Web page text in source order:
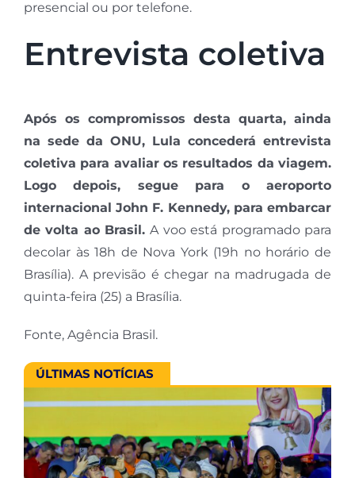
presencial ou por telefone.
Entrevista coletiva
Após os compromissos desta quarta, ainda
na sede da ONU, Lula concederá entrevista
coletiva para avaliar os resultados da viagem.
Logo depois, segue para o aeroporto
internacional John F. Kennedy, para embarcar
de volta ao Brasil. A voo está programado para
decolar às 18h de Nova York (19h no horário de
Brasília). A previsão é chegar na madrugada de
quinta-feira (25) a Brasília.
Fonte, Agência Brasil.
ÚLTIMAS NOTÍCIAS